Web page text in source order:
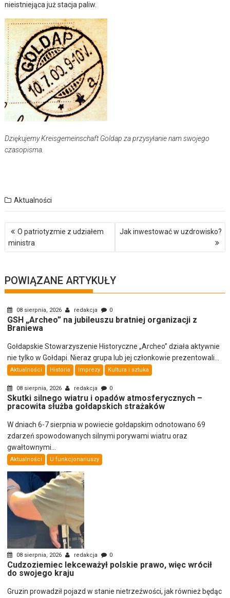
nieistniejąca już stacja paliw.
Dziękujemy Kreisgemeinschaft Goldap za przysyłanie nam swojego
czasopisma.
Aktualności
Nawigacja
wpisu
O patriotyzmie z udziałem
ministra
Jak inwestować w uzdrowisko?
POWIĄZANE ARTYKUŁY
08 sierpnia, 2026 redakcja 0
GSH „Archeo” na jubileuszu bratniej organizacji z
Braniewa
Gołdapskie Stowarzyszenie Historyczne „Archeo” działa aktywnie
nie tylko w Gołdapi. Nieraz grupa lub jej członkowie prezentowali...
Aktualności Historia Imprezy Kultura i sztuka
08 sierpnia, 2026 redakcja 0
Skutki silnego wiatru i opadów atmosferycznych –
pracowita służba gołdapskich strażaków
W dniach 6-7 sierpnia w powiecie gołdapskim odnotowano 69
zdarzeń spowodowanych silnymi porywami wiatru oraz
gwałtownymi...
Aktualności U funkcjonariuszy
08 sierpnia, 2026 redakcja 0
Cudzoziemiec lekceważył polskie prawo, więc wrócił
do swojego kraju
Gruzin prowadził pojazd w stanie nietrzeźwości, jak również będąc